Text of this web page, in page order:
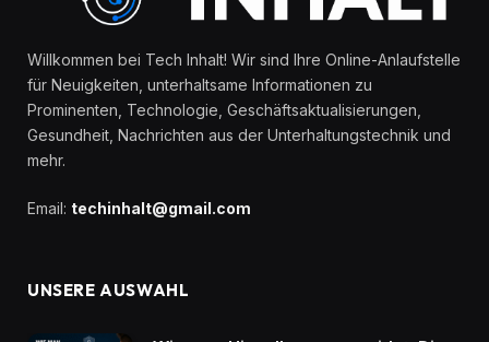
Willkommen bei Tech Inhalt! Wir sind Ihre Online-Anlaufstelle
für Neuigkeiten, unterhaltsame Informationen zu
Prominenten, Technologie, Geschäftsaktualisierungen,
Gesundheit, Nachrichten aus der Unterhaltungstechnik und
mehr.
Email: techinhalt@gmail.com
UNSERE AUSWAHL